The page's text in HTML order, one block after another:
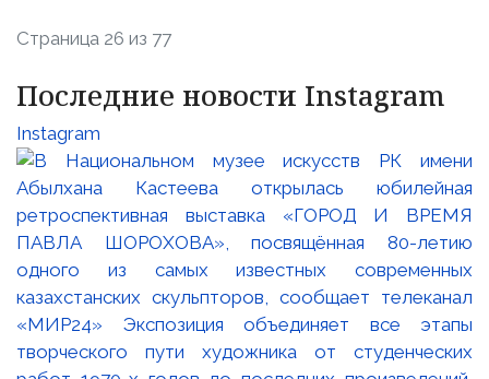
Страница 26 из 77
Последние новости Instagram
Instagram